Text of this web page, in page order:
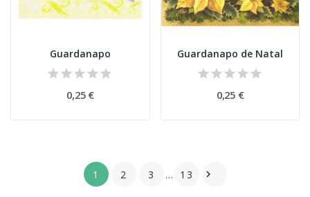
Guardanapo
0,25 €
Guardanapo de Natal
0,25 €
1 2 3 … 13 